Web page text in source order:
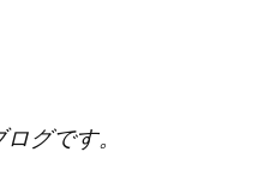
グです。